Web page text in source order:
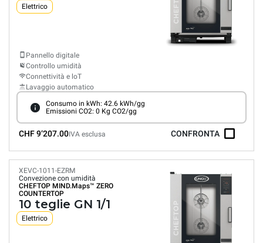
Elettrico
Pannello digitale
Controllo umidità
Connettività e loT
Lavaggio automatico
Consumo in kWh: 42.6 kWh/gg
Emissioni CO2: 0 Kg CO2/gg
CHF 9’207.00IVA esclusa CONFRONTA
XEVC-1011-EZRM
Convezione con umidità
CHEFTOP MIND.Maps™ ZERO
COUNTERTOP
10 teglie GN 1/1
Elettrico